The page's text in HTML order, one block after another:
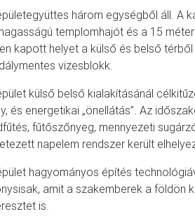
három egységből áll. A
templomhajót és a 15
kapott helyet a külső és belső
vizesblokk.
külső belső kialakításánál
és energetikai „önellátás”. Az
fűtőszőnyeg, mennyezeti
napelem rendszer került
hagyományos építés
amit a szakemberek a földön
is.